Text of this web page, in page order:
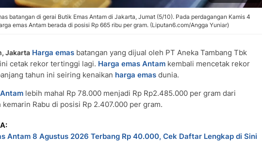
batangan di gerai Butik Emas Antam di Jakarta, Jumat (5/10). Pada perdagangan Kamis 4
emas Antam berada di posisi Rp 665 ribu per gram. (Liputan6.com/Angga Yuniar)
Jakarta Harga emas batangan yang dijual oleh PT Aneka Tambang Tbk
cetak rekor tertinggi lagi. Harga emas Antam kembali mencetak rekor
tahun ini seiring kenaikan harga emas dunia.
lebih mahal Rp 78.000 menjadi Rp Rp2.485.000 per gram dari
kemarin Rabu di posisi Rp 2.407.000 per gram.
Antam 8 Agustus 2026 Terbang Rp 40.000, Cek Daftar Lengkap di Sini